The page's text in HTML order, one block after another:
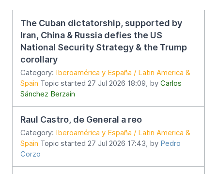
The Cuban dictatorship, supported by
Iran, China & Russia defies the US
National Security Strategy & the Trump
corollary
Category: Iberoamérica y España / Latin America &
Spain Topic started 27 Jul 2026 18:09, by Carlos
Sánchez Berzaín
Raul Castro, de General a reo
Category: Iberoamérica y España / Latin America &
Spain Topic started 27 Jul 2026 17:43, by Pedro
Corzo